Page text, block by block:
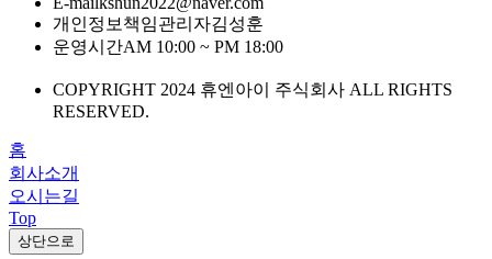
개인정보책임관리자김성훈
운영시간AM 10:00 ~ PM 18:00
COPYRIGHT 2024 휴엔아이 주식회사 ALL RIGHTS
RESERVED.
홈
회사소개
오시는길
Top
상단으로